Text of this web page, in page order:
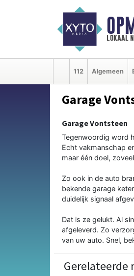
lokaal
112 Algemeen
Garage
Garage Vontsteen
Tegenwoordig word
Echt vakmanschap
maar één doel,
Zo ook in de auto
bekende garage
duidelijk signaal
Dat is ze gelukt. Al
afgeleverd. Zo
van uw auto. Snel,
Gerelateerde